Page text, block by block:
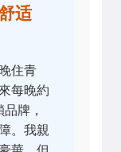
适
住青
每晚約
牌，
。我親